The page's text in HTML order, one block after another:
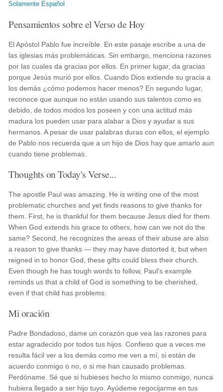
Solamente Español
Pensamientos sobre el Verso de Hoy
El Apóstol Pablo fue increíble. En este pasaje escribe a una de
las iglesias más problemáticas. Sin embargo, menciona razones
por las cuales da gracias por ellos. En primer lugar, da gracias
porque Jesús murió por ellos. Cuando Dios extiende su gracia a
los demás ¿cómo podemos hacer menos? En segundo lugar,
reconoce que aunque no están usando sus talentos como es
debido, de todos modos los poseen y con una actitud más
madura los pueden usar para alabar a Dios y ayudar a sus
hermanos. A pesar de usar palabras duras con ellos, el ejemplo
de Pablo nos recuerda que a un hijo de Dios hay que amarlo aun
cuando tiene problemas.
Thoughts on Today's Verse...
The apostle Paul was amazing. He is writing one of the most
problematic churches and yet finds reasons to give thanks for
them. First, he is thankful for them because Jesus died for them.
When God extends his grace to others, how can we not do the
same? Second, he recognizes the areas of their abuse are also
a reason to give thanks — they may have distorted it, but when
reigned in to honor God, these gifts could bless their church.
Even though he has tough words to follow, Paul's example
reminds us that a child of God is something to be cherished,
even if that child has problems.
Mi oración
Padre Bondadoso, dame un corazón que vea las razones para
estar agradecido por todos tus hijos. Confieso que a veces me
resulta fácil ver a los demás como me ven a mí, si están de
acuerdo conmigo o no, o si me han causado problemas.
Perdóname. Sé que si hubieses hecho lo mismo conmigo, nunca
hubiera llegado a ser hijo tuyo. Ayúdeme regocijarme en tus